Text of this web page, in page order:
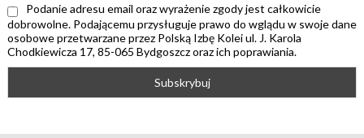
Podanie adresu email oraz wyrażenie zgody jest całkowicie
dobrowolne. Podającemu przysługuje prawo do wglądu w swoje dane
osobowe przetwarzane przez Polską Izbę Kolei ul. J. Karola
Chodkiewicza 17, 85-065 Bydgoszcz oraz ich poprawiania.